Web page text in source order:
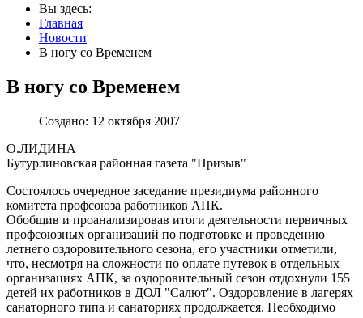
Вы здесь:
Главная
Новости
В ногу со Временем
В ногу со Временем
Создано: 12 октября 2007
О.ЛИДИНА
Бутурлиновская районная газета "Призыв"
Состоялось очередное заседание президиума районного
комитета профсоюза работников АПК.
Обобщив и проанали­зировав итоги деятель­ности первичных
профсоюзных органи­заций по подготовке и проведению
летнего оздоровительного се­зона, его участники отметили,
что, несмот­ря на сложности по оплате путевок в от­дельных
организациях АПК, за оздоровитель­ный сезон отдохнули 155
детей их работни­ков в ДОЛ "Салют". Оздоровление в лаге­рях
санаторного типа и санаториях продол­жается. Необходимо